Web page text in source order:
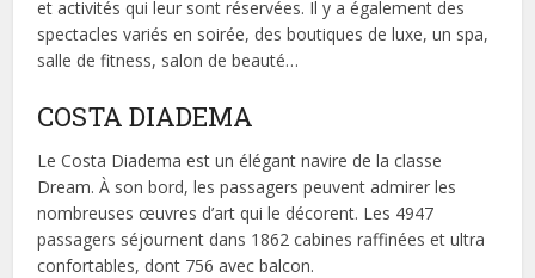
et activités qui leur sont réservées. Il y a également des
spectacles variés en soirée, des boutiques de luxe, un spa,
salle de fitness, salon de beauté…
COSTA DIADEMA
Le Costa Diadema est un élégant navire de la classe
Dream. À son bord, les passagers peuvent admirer les
nombreuses œuvres d’art qui le décorent. Les 4947
passagers séjournent dans 1862 cabines raffinées et ultra
confortables, dont 756 avec balcon.